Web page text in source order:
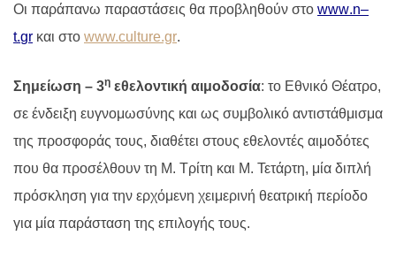
Οι παράπανω παραστάσεις θα προβληθούν στο www.n–
t.gr και στο www.culture.gr.
Σημείωση – 3η εθελοντική αιμοδοσία: το Εθνικό Θέατρο,
σε ένδειξη ευγνομωσύνης και ως συμβολικό αντιστάθμισμα
της προσφοράς τους, διαθέτει στους εθελοντές αιμοδότες
που θα προσέλθουν τη Μ. Τρίτη και Μ. Τετάρτη, μία διπλή
πρόσκληση για την ερχόμενη χειμερινή θεατρική περίοδο
για μία παράσταση της επιλογής τους.